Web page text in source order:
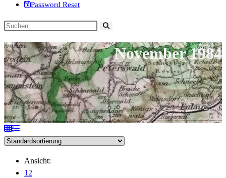
Password Reset
Diese
durchsuchen
November 1984
Ansicht:
12